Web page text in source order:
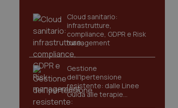
Cloud sanitario:
infrastrutture,
compliance, GDPR e Risk
management
Gestione
dell'Ipertensione
resistente: dalle Linee
Guida alle terapie
innovative